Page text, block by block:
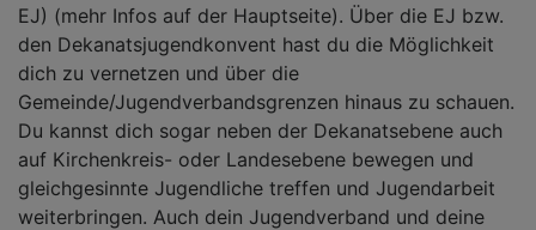
EJ) (mehr Infos auf der Hauptseite). Über die EJ bzw.
den Dekanatsjugendkonvent hast du die Möglichkeit
dich zu vernetzen und über die
Gemeinde/Jugendverbandsgrenzen hinaus zu schauen.
Du kannst dich sogar neben der Dekanatsebene auch
auf Kirchenkreis- oder Landesebene bewegen und
gleichgesinnte Jugendliche treffen und Jugendarbeit
weiterbringen. Auch dein Jugendverband und deine